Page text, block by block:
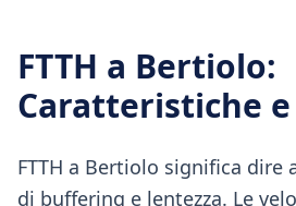
FTTH a Bertiolo:
Caratteristiche
FTTH a Bertiolo significa dire
di buffering e lentezza. Le